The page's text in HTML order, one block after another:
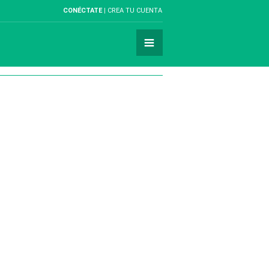
CONÉCTATE CREA TU CUENTA